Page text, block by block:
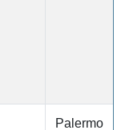
Palermo